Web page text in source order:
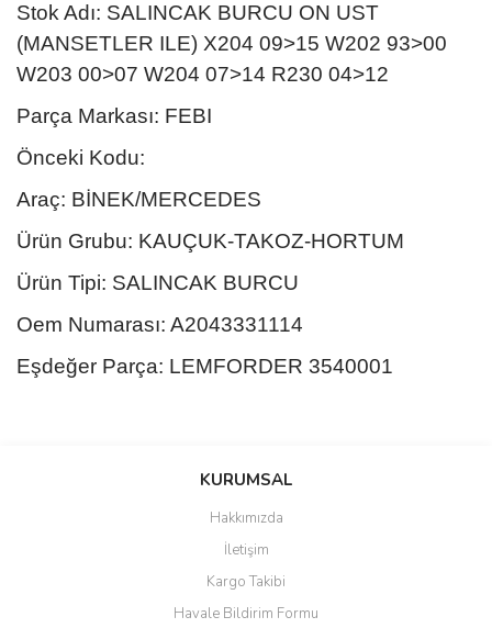
Stok Adı: SALINCAK BURCU ON UST
(MANSETLER ILE) X204 09>15 W202 93>00
W203 00>07 W204 07>14 R230 04>12
Parça Markası: FEBI
Önceki Kodu:
Araç: BİNEK/MERCEDES
Ürün Grubu: KAUÇUK-TAKOZ-HORTUM
Ürün Tipi: SALINCAK BURCU
Oem Numarası: A2043331114
Eşdeğer Parça: LEMFORDER 3540001
Bu ürüne ilk yorumu siz yapın!
Yorum Yaz
Ürün resmi kalitesiz, bozuk veya görüntülenemiyor.
Ürün açıklamasında eksik bilgiler bulunuyor.
Ürün bilgilerinde hatalar bulunuyor.
KURUMSAL
Hakkımızda
İletişim
Kargo Takibi
Havale Bildirim Formu